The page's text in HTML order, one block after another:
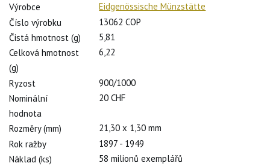
Výrobce
Eidgenössische Münzstätte
Číslo výrobku
13062 COP
Čistá hmotnost (g)
5,81
Celková hmotnost
(g)
6,22
Ryzost
900/1000
Nominální
hodnota
20 CHF
Rozměry (mm)
21,30 x 1,30 mm
Rok ražby
1897 - 1949
Náklad (ks)
58 milionů exemplářů